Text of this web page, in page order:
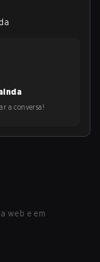
a conversa!
web e em